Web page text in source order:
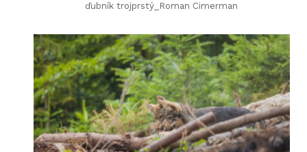
ďubník trojprstý_Roman Cimerman